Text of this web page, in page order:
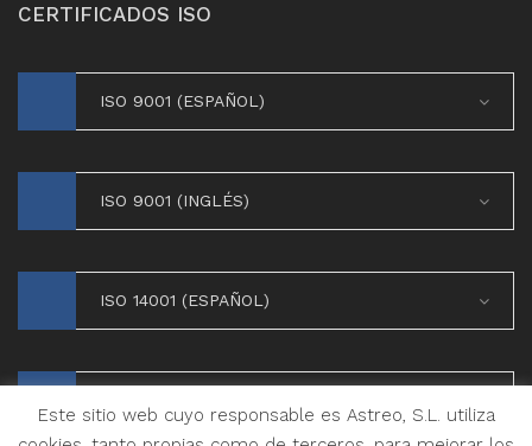
CERTIFICADOS ISO
ISO 9001 (ESPAÑOL)
ISO 9001 (INGLÉS)
ISO 14001 (ESPAÑOL)
Este sitio web cuyo responsable es Astreo, S.L. utiliza